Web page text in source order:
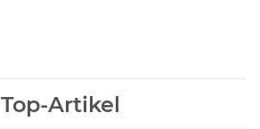
Top-Artikel